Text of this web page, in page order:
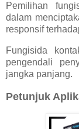
Pemilihan
dalam
responsif
Fungisida
pengendali
jangka panjang.
Petunjuk